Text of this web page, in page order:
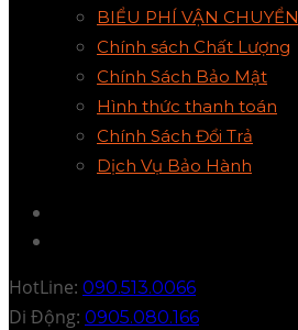
BIỂU PHÍ VẬN CHUYỂN
Chính sách Chất Lượng
Chính Sách Bảo Mật
Hình thức thanh toán
Chính Sách Đổi Trả
Dịch Vụ Bảo Hành
HotLine: 090.513.0066
Di Động: 0905.080.166